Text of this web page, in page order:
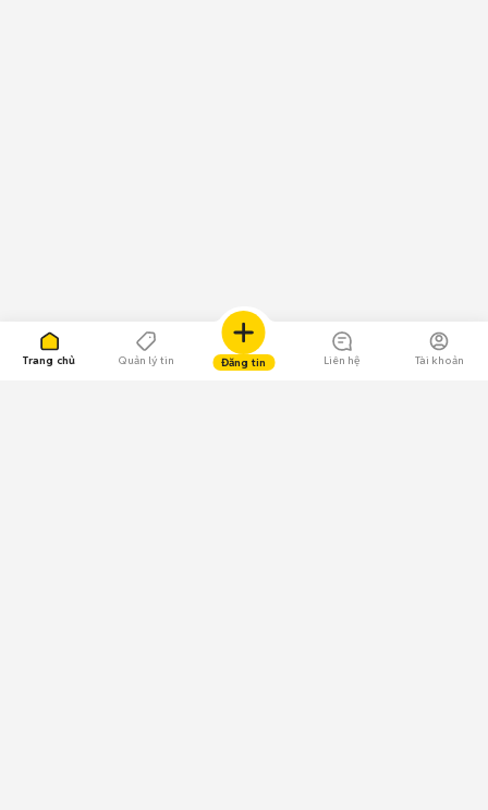
Trang chủ Quản lý tin Đăng tin Liên hệ Tài khoản